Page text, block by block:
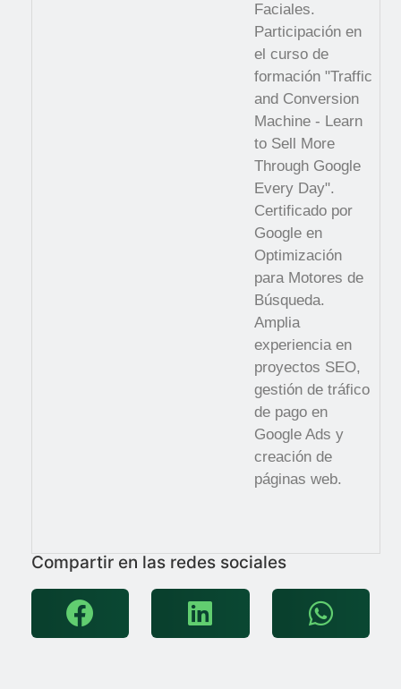
Faciales.
Participación en
el curso de
formación "Traffic
and Conversion
Machine - Learn
to Sell More
Through Google
Every Day".
Certificado por
Google en
Optimización
para Motores de
Búsqueda.
Amplia
experiencia en
proyectos SEO,
gestión de tráfico
de pago en
Google Ads y
creación de
páginas web.
Compartir en las redes sociales